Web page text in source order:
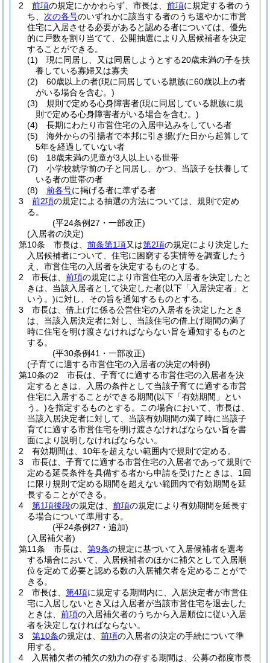
2
前項の規定にかかわらず、市長は、 前項に規定する者のう
ち、 次の各号のいずれかに該当する者のうち速やかに市営
住宅に入居させる必要があると認める者については、優先
的に戸数を割り当てて、公開抽選により入居候補者を決定
することができる。
(1)
現に同居し、又は同居しようとする20歳未満の子を扶
養している寡婦又は寡夫
(2)
60歳以上の者(現に同居している親族に60歳以上の者
がいる場合を含む。)
(3)
規則で定める心身障害者(現に同居している親族に規
則で定める心身障害者がいる場合を含む。)
(4)
長期にわたり市営住宅の入居申込みをしている者
(5)
海外からの引揚者で本邦に引き揚げた日から起算して
5年を経過していない者
(6)
18歳未満の児童が3人以上いる世帯
(7)
小学校就学前の子と同居し、かつ、当該子を扶養して
いる者の世帯の者
(8)
前各号に掲げる者に準ずる者
3
前2項の規定による抽選の方法については、規則で定め
る。
(平24条例27・一部改正)
(入居者の決定)
第10条
市長は、 前条第1項又は第2項の規定により決定した
入居候補者について、住宅に困窮する実情等を調査したう
え、市営住宅の入居者を決定するものとする。
2
市長は、 前項の規定により市営住宅の入居者を決定したと
きは、当該入居者として決定した者(以下「入居決定者」と
いう。)に対し、その旨を通知するものとする。
3
市長は、借上げに係る公営住宅の入居者を決定したとき
は、当該入居決定者に対し、当該住宅の借上げ期間の満了
時に住宅を明け渡さなければならない旨を通知するものと
する。
(平30条例41・一部改正)
(子育てに適する市営住宅の入居者の決定の特例)
第10条の2
市長は、子育てに適する市営住宅の入居者を決
定するときは、入居の条件として当該子育てに適する市営
住宅に入居することができる期間(以下「有効期間」とい
う。)を指定するものとする。
この場合において、市長は、
当該入居決定者に対して、当該有効期間の満了時に当該子
育てに適する市営住宅を明け渡さなければならない旨を書
面により説明しなければならない。
2
有効期間は、10年を超えない範囲内で規則で定める。
3
市長は、子育てに適する市営住宅の入居者であって規則で
定める延長条件を具備する者から申請を受けたときは、1回
に限り規則で定める期間を超えない範囲内で有効期間を延
長することができる。
4
第1項後段の規定は、 前項の規定により有効期間を延長す
る場合について準用する。
(平24条例27・追加)
(入居補欠者)
第11条
市長は、 第9条の規定に基づいて入居候補者を選考
する場合において、入居候補者のほかに補欠として入居順
位を定めて必要と認める数の入居補欠者を定めることがで
きる。
2
市長は、 第4項に規定する期間内に、入居決定者が市営住
宅に入居しないとき又は入居者が当該市営住宅を退去した
ときは、 前項の入居補欠者のうちから入居順位に従い入居
者を決定しなければならない。
3
第10条の規定は、 前項の入居者の決定の手続について準
用する。
4
入居補欠者の補欠の効力の存する期間は、公募の都度市長